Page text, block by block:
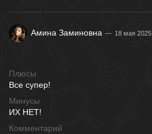
Амина Заминовна 18 мая 2025
Плюсы
Все супер!
Минусы
ИХ НЕТ!
Комментарий